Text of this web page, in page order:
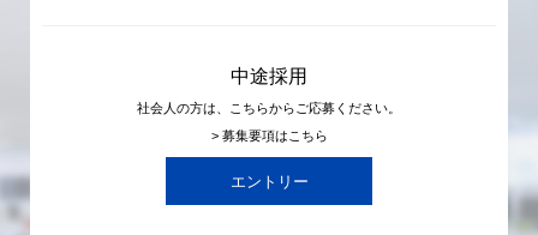
中途採用
社会人の方は、こちらからご応募ください。
> 募集要項はこちら
エントリー